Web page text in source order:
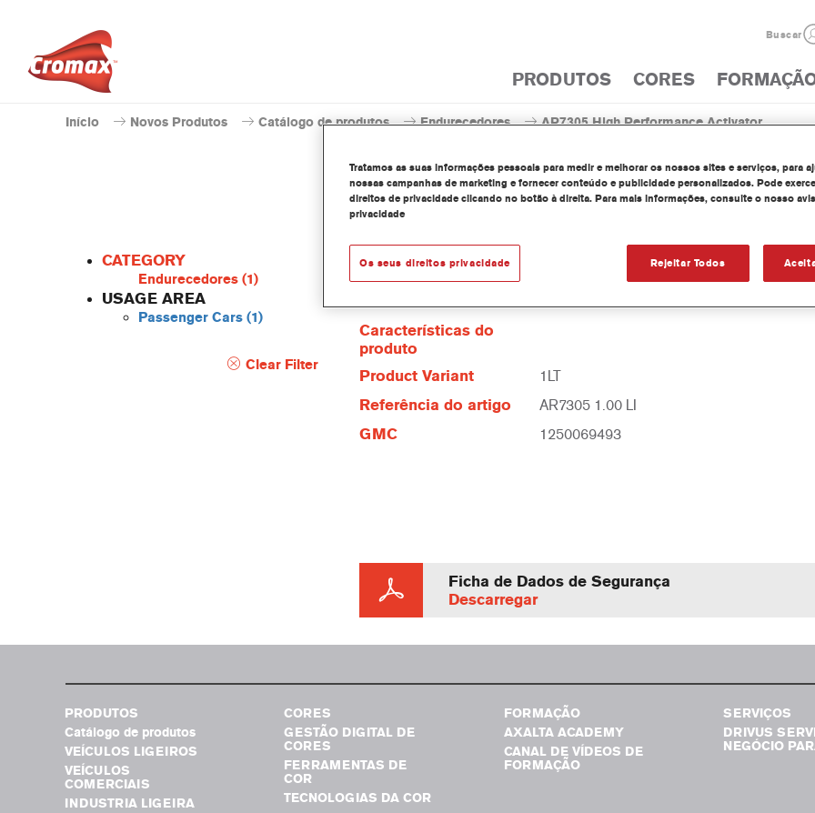
Buscar
PRODUTOS CORES
Início Novos Produtos Catálogo de produtos Endurecedores AR7305 High Performance Activator
CATEGORY
Endurecedores (1)
USAGE AREA
Passenger Cars (1)
Clear Filter
AR7305 High
Características do
produto
Product Variant
1LT
Referência do artigo AR7305 1.00 LI
GMC 1250069493
Ficha de Dados de Segurança
Descarregar
PRODUTOS
Catálogo de produtos
VEÍCULOS LIGEIROS
VEÍCULOS
COMERCIAIS
INDUSTRIA LIGEIRA
CORES
GESTÃO DIGITAL DE
CORES
FERRAMENTAS DE
COR
TECNOLOGIAS DA COR
FORMAÇÃO
AXALTA ACADEMY
CANAL DE VÍDEOS DE
FORMAÇÃO
SERVIÇOS
DRIVUS
NEGÓCIO
Tratamos as suas informações pessoais para medir e melhorar os nossos sites e serviços, para
nossas campanhas de marketing e fornecer conteúdo e publicidade personalizados. Pode
direitos de privacidade clicando no botão à direita. Para mais informações, consulte o nosso
privacidade
Rejeitar Todos
Os seus direitos privacidade